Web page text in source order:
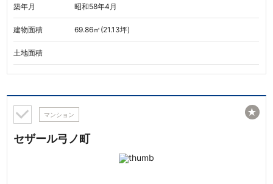
築年月 昭和58年4月
建物面積 69.86㎡(21.13坪)
土地面積
マンション
セザール弓ノ町
★